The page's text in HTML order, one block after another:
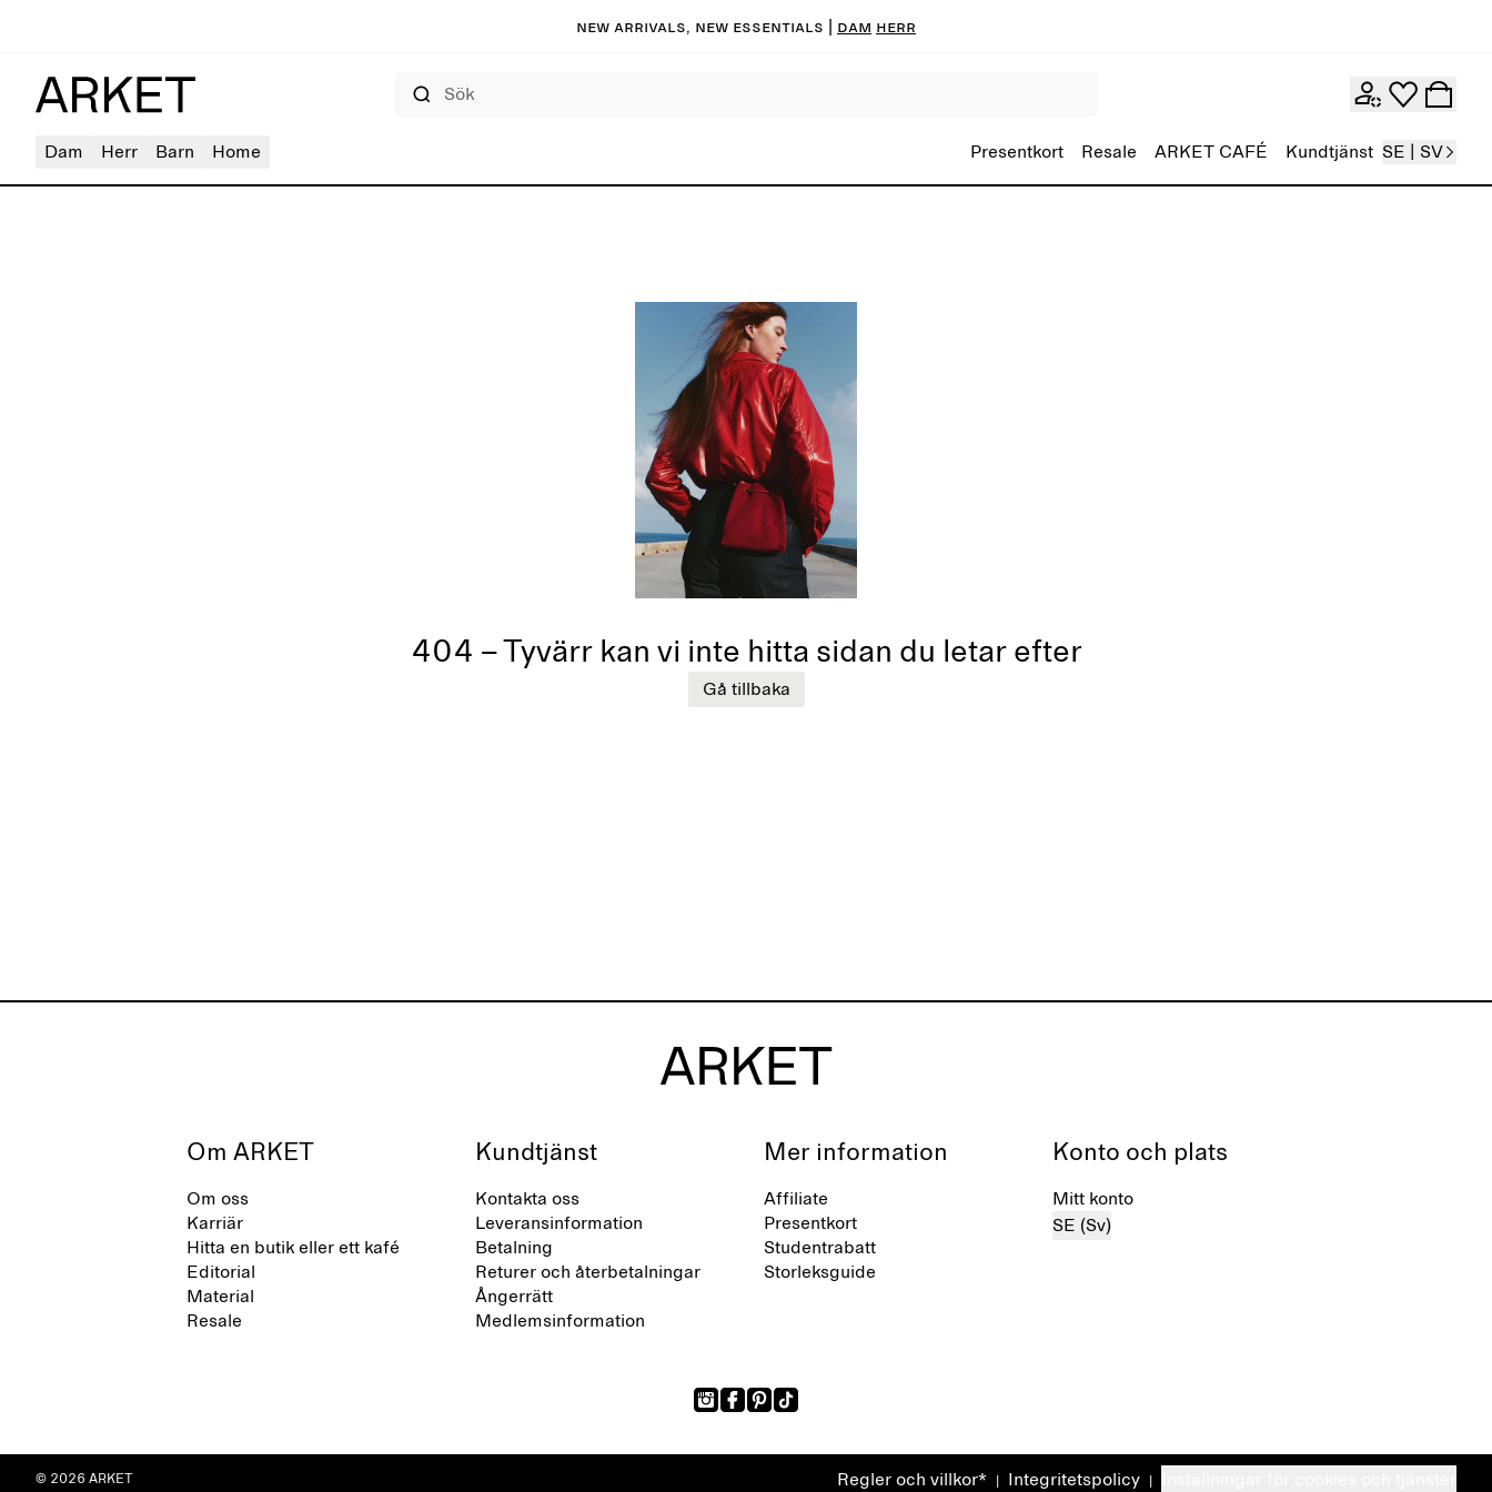
New arrivals, new essentials | Dam Herr
Dam Herr Barn Home Presentkort Resale ARKET CAFÉ Kundtjänst SE | SV
404 – Tyvärr kan vi inte hitta sidan du letar efter
Gå tillbaka
Om ARKET
Om oss
Karriär
Hitta en butik eller ett kafé
Editorial
Material
Resale
Kundtjänst
Kontakta oss
Leveransinformation
Betalning
Returer och återbetalningar
Ångerrätt
Medlemsinformation
Mer information
Affiliate
Presentkort
Studentrabatt
Storleksguide
Konto och plats
Mitt konto
SE (Sv)
Regler och villkor* Integritetspolicy
© 2026 ARKET